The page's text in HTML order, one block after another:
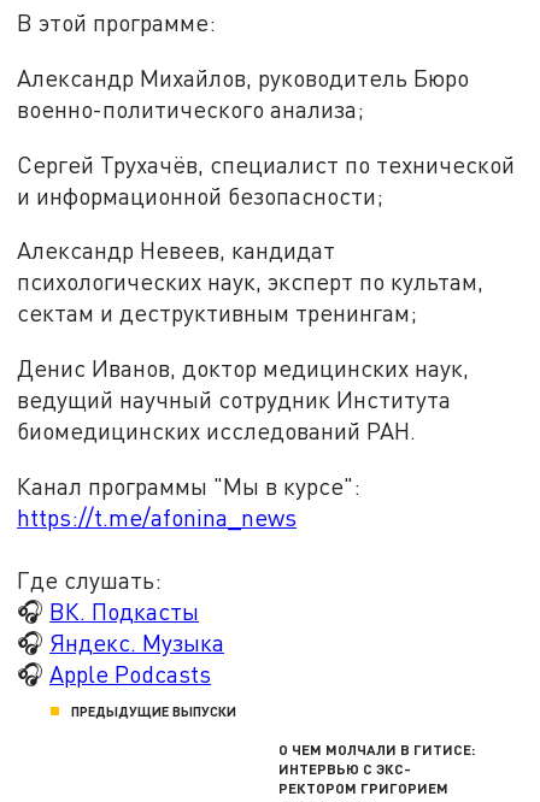
В этой программе:
Александр Михайлов, руководитель Бюро
военно-политического анализа;
Сергей Трухачёв, специалист по технической
и информационной безопасности;
Александр Невеев, кандидат
психологических наук, эксперт по культам,
сектам и деструктивным тренингам;
Денис Иванов, доктор медицинских наук,
ведущий научный сотрудник Института
биомедицинских исследований РАН.
Канал программы "Мы в курсе":
https://t.me/afonina_news
Где слушать:
🎧 ВК. Подкасты
🎧 Яндекс. Музыка
🎧Apple Podcasts
ПРЕДЫДУЩИЕ ВЫПУСКИ
О ЧЕМ МОЛЧАЛИ В ГИТИСЕ:
ИНТЕРВЬЮ С ЭКС-
РЕКТОРОМ ГРИГОРИЕМ